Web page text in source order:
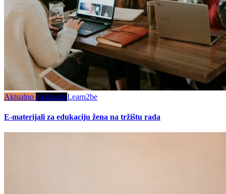
Aktualno Istaknuto Learn2be
E-materijali za edukaciju žena na tržištu rada